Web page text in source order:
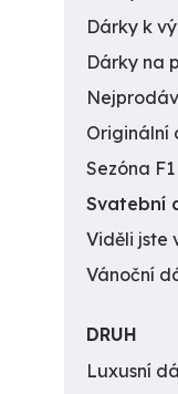
Dárky k
Dárky na
Originální
Sezóna F1
Svatební
Viděli jste
Vánoční
DRUH
Luxusní